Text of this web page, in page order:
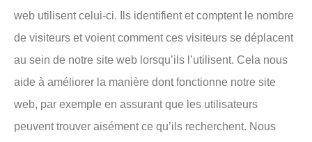
web utilisent celui-ci. Ils identifient et comptent le nombre
de visiteurs et voient comment ces visiteurs se déplacent
au sein de notre site web lorsqu’ils l’utilisent. Cela nous
aide à améliorer la manière dont fonctionne notre site
web, par exemple en assurant que les utilisateurs
peuvent trouver aisément ce qu’ils recherchent. Nous